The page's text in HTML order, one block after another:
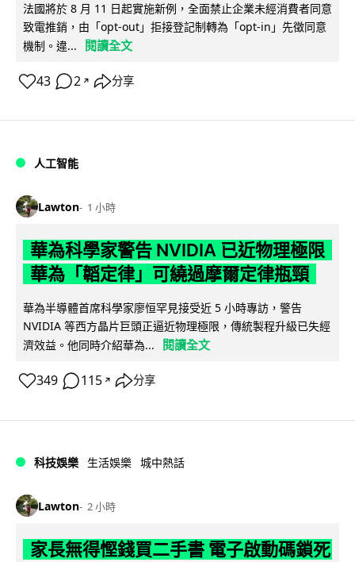
法國將於 8 月 11 日起實施新例，全面禁止企業未經消費者同意
致電推銷，由「opt-out」拒接登記制轉為「opt-in」先徵同意
機制。違...
閱讀全文
43 2 ↗ 分享
人工智能
Lawton 1 小時
華為科學家警告 NVIDIA 已近物理極限
華為「韜定律」可繞過摩爾定律瓶頸
華為半導體首席科學家廖恒罕見接受近 5 小時專訪，警告
NVIDIA 等西方晶片巨頭正逼近物理極限，傳統製程升級已失經
濟效益。他同時介紹華為...
閱讀全文
349 115 ↗ 分享
科技娛樂 生活娛樂 城中熱話
Lawton 2 小時
家長無得慳錢買二手書 電子啟動碼鎖死